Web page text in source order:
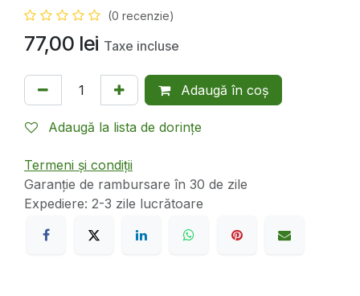
(0 recenzie)
77,00 lei Taxe incluse
Adaugă în coș
Adaugă la lista de dorințe
Termeni și condiții
Garanție de rambursare în 30 de zile
Expediere: 2-3 zile lucrătoare